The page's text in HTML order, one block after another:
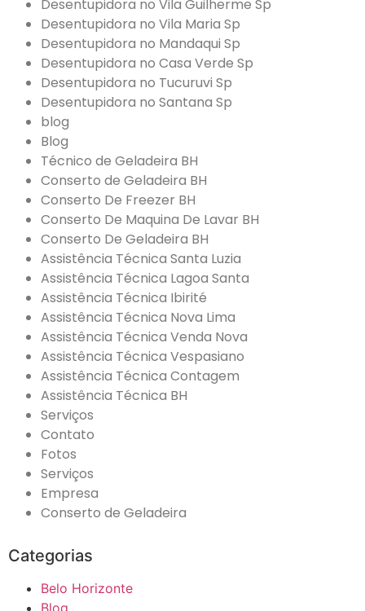
Desentupidora no Vila Guilherme Sp
Desentupidora no Vila Maria Sp
Desentupidora no Mandaqui Sp
Desentupidora no Casa Verde Sp
Desentupidora no Tucuruvi Sp
Desentupidora no Santana Sp
blog
Blog
Técnico de Geladeira BH
Conserto de Geladeira BH
Conserto De Freezer BH
Conserto De Maquina De Lavar BH
Conserto De Geladeira BH
Assistência Técnica Santa Luzia
Assistência Técnica Lagoa Santa
Assistência Técnica Ibirité
Assistência Técnica Nova Lima
Assistência Técnica Venda Nova
Assistência Técnica Vespasiano
Assistência Técnica Contagem
Assistência Técnica BH
Serviços
Contato
Fotos
Serviços
Empresa
Conserto de Geladeira
Categorias
Belo Horizonte
Blog